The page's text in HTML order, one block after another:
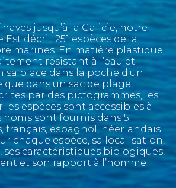
jusqu’à la Galicie, notre
décrit 251 espèces de la
marines. En matière plastique
résistant à l’eau et
sa place dans la poche d’un
dans un sac de plage.
par des pictogrammes, les
espèces sont accessibles à
noms sont fournis dans 5
français, espagnol, néerlandais
chaque espèce, sa localisation,
ses caractéristiques biologiques,
et son rapport à l’homme